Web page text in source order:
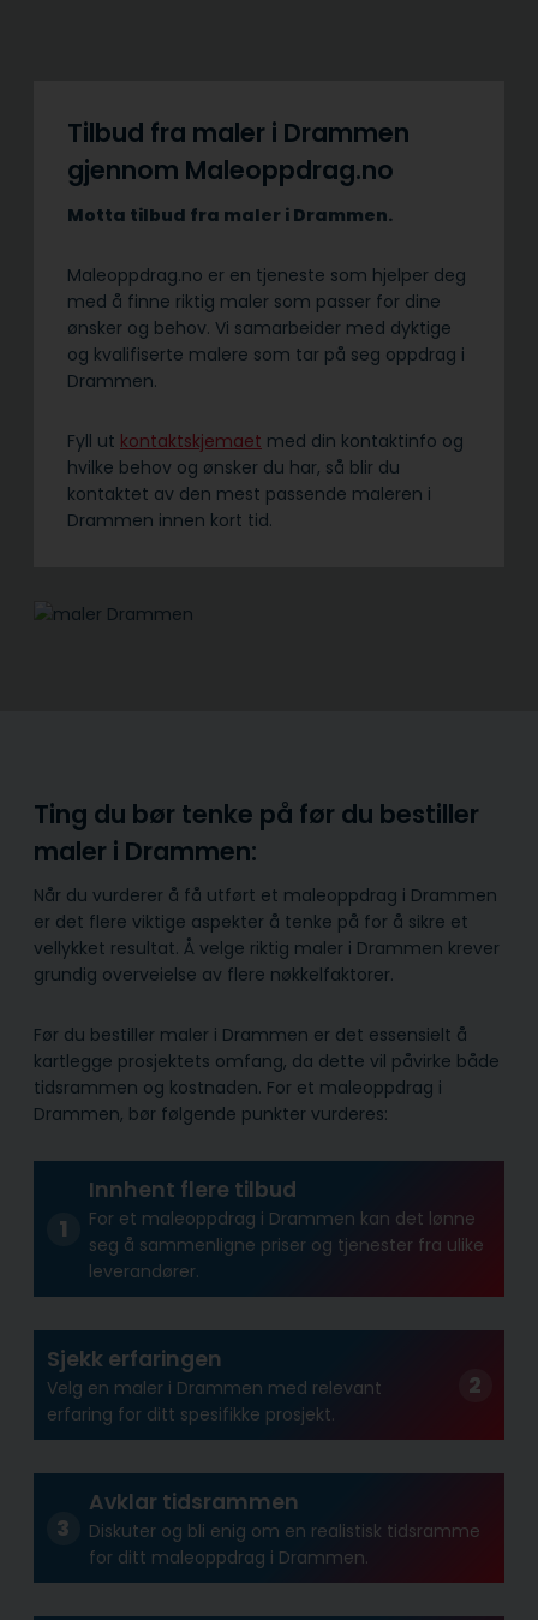
Tilbud fra maler i Drammen
gjennom Maleoppdrag.no
Motta tilbud fra maler i Drammen.
Maleoppdrag.no er en tjeneste som hjelper deg
med å finne riktig maler som passer for dine
ønsker og behov. Vi samarbeider med dyktige
og kvalifiserte malere som tar på seg oppdrag i
Drammen.
Fyll ut kontaktskjemaet med din kontaktinfo og
hvilke behov og ønsker du har, så blir du
kontaktet av den mest passende maleren i
Drammen innen kort tid.
Ting du bør tenke på før du bestiller
maler i Drammen:
Når du vurderer å få utført et maleoppdrag i Drammen
er det flere viktige aspekter å tenke på for å sikre et
vellykket resultat. Å velge riktig maler i Drammen krever
grundig overveielse av flere nøkkelfaktorer.
Før du bestiller maler i Drammen er det essensielt å
kartlegge prosjektets omfang, da dette vil påvirke både
tidsrammen og kostnaden. For et maleoppdrag i
Drammen, bør følgende punkter vurderes:
Innhent flere tilbud
For et maleoppdrag i Drammen kan det lønne
seg å sammenligne priser og tjenester fra ulike
leverandører.
Sjekk erfaringen
Velg en maler i Drammen med relevant
erfaring for ditt spesifikke prosjekt.
Avklar tidsrammen
Diskuter og bli enig om en realistisk tidsramme
for ditt maleoppdrag i Drammen.